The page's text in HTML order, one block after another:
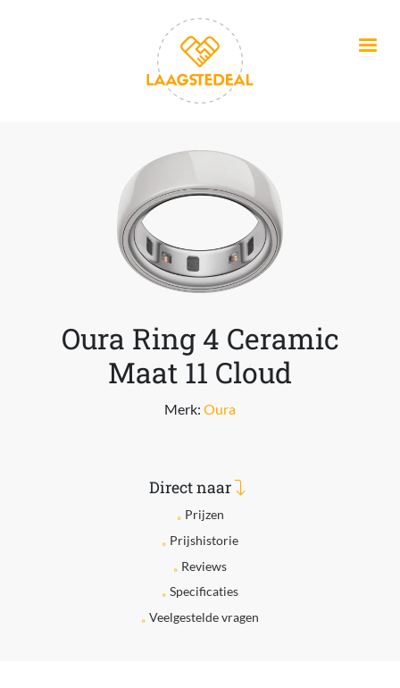
Oura Ring 4 Ceramic
Maat 11 Cloud
Merk: Oura
Direct naar
Prijzen
Prijshistorie
Reviews
Specificaties
Veelgestelde vragen